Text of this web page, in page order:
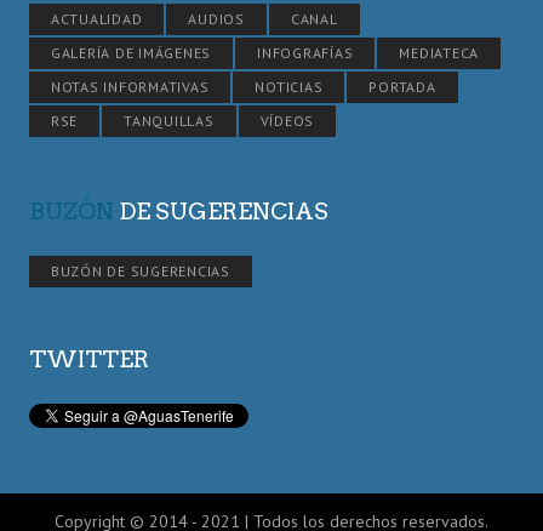
ACTUALIDAD AUDIOS
CANAL
GALERÍA DE IMÁGENES
INFOGRAFÍAS
MEDIATECA
NOTAS INFORMATIVAS
NOTICIAS
PORTADA
RSE
TANQUILLAS VÍDEOS
BUZÓN DE SUGERENCIAS
BUZÓN DE SUGERENCIAS
TWITTER
Copyright © 2014 - 2021 | Todos los derechos reservados.